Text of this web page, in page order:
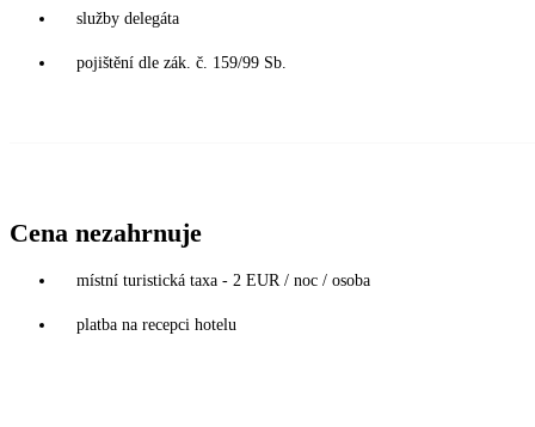
služby delegáta
pojištění dle zák. č. 159/99 Sb.
Cena nezahrnuje
místní turistická taxa - 2 EUR / noc / osoba
platba na recepci hotelu